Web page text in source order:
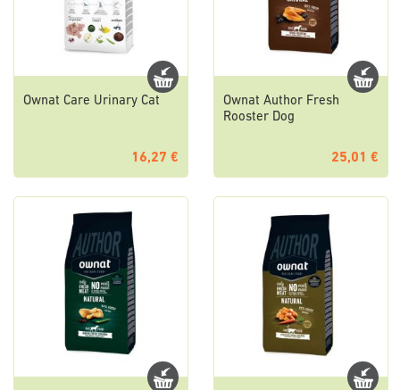
Ownat Care Urinary Cat
16,27 €
Ownat Author Fresh
Rooster Dog
25,01 €